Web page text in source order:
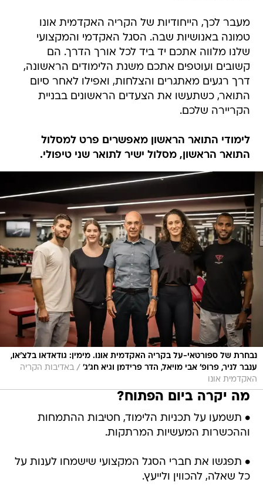
מעבר לכך, הייחודיות של הקריה האקדמית אונו
טמונה באנושיות שבה. הסגל האקדמי והמקצועי
שלנו מלווה אתכם יד ביד לכל אורך הדרך. הם
קשובים ועוטפים אתכם משנת הלימודים הראשונה,
דרך רגעים מאתגרים והצלחות, ואפילו לאחר סיום
התואר, כשתעשו את הצעדים הראשונים בבניית
הקריירה שלכם.
לימודי התואר הראשון מאפשרים פרט למסלול
התואר הראשון, מסלול ישיר לתואר שני טיפולי.
נבחרת של ספורטאי-על בקריה האקדמית אונו. מימין: גודאדאו בלצ׳או,
ענבר לניר, פרופ׳ אבי מויאל, הדר פרידמן וגיא חג׳ג׳ / באדיבות הקריה
האקדמית אונו
מה יקרה ביום הפתוח?
• תשמעו על תכניות הלימוד, חטיבות ההתמחות
וההכשרות המעשיות המרתקות.
• תפגשו את חברי הסגל המקצועי שישמחו לענות על
כל שאלה, להכווין ולייעץ.